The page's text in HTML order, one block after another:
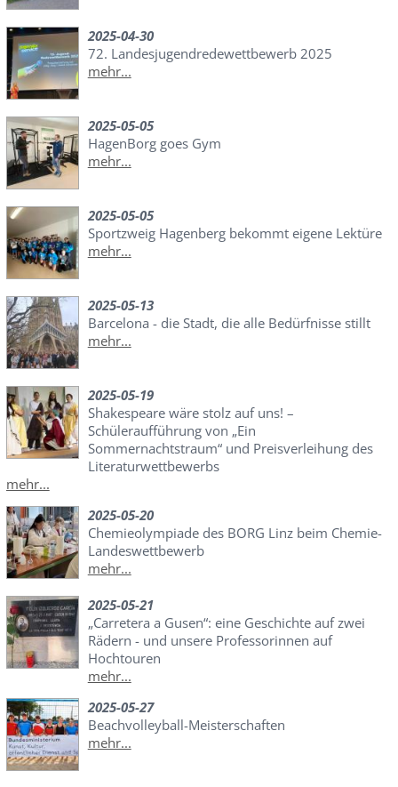
2025-04-30
72. Landesjugendredewettbewerb 2025
mehr...
2025-05-05
HagenBorg goes Gym
mehr...
2025-05-05
Sportzweig Hagenberg bekommt eigene Lektüre
mehr...
2025-05-13
Barcelona - die Stadt, die alle Bedürfnisse stillt
mehr...
2025-05-19
Shakespeare wäre stolz auf uns! –
Schüleraufführung von „Ein
Sommernachtstraum“ und Preisverleihung des
Literaturwettbewerbs
mehr...
2025-05-20
Chemieolympiade des BORG Linz beim Chemie-
Landeswettbewerb
mehr...
2025-05-21
„Carretera a Gusen“: eine Geschichte auf zwei
Rädern - und unsere Professorinnen auf
Hochtouren
mehr...
2025-05-27
Beachvolleyball-Meisterschaften
mehr...